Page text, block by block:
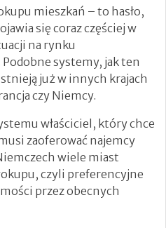
między
małych dzieci
mieszkań – to hasło,
się coraz częściej w
na rynku
systemy, jak ten
już w innych krajach
czy Niemcy.
właściciel, który chce
zaoferować najemcy
wiele miast
czyli preferencyjne
przez obecnych